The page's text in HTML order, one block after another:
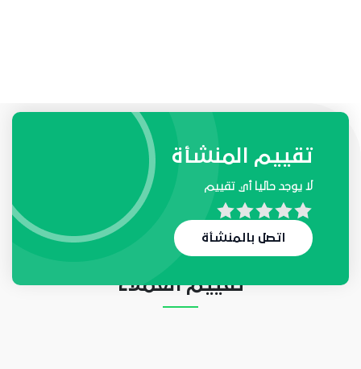
طلبات واحتياجات المنشأة
لا يوجد حاليا أي طلب
تقييم العملاء
تقييم المنشأة
لا يوجد حاليا أي تقييم
اتصل بالمنشأة